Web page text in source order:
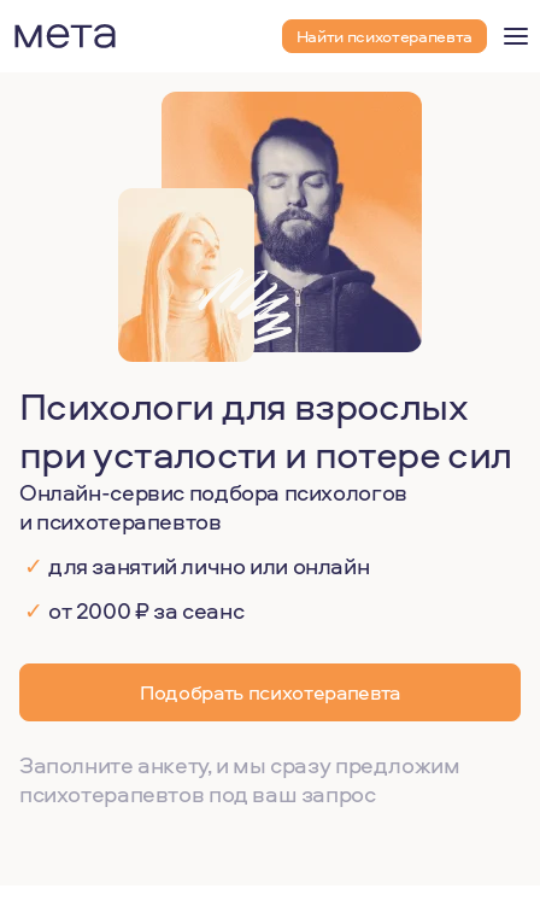
Найти психотерапевта
Психологи для взрослых
при усталости и потере сил
Онлайн-сервис подбора психологов
и психотерапевтов
✓ для занятий лично или онлайн
✓ от 2000 ₽ за сеанс
Подобрать психотерапевта
Заполните анкету, и мы сразу предложим
психотерапевтов под ваш запрос